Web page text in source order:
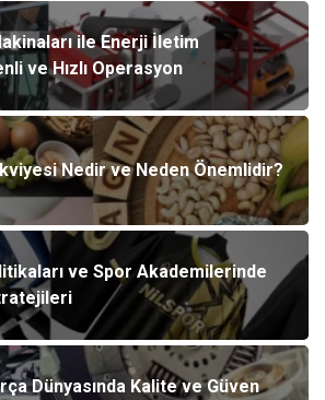
ile Enerji İletim
ve Hızlı Operasyon
Nedir ve Neden Önemlidir?
ve Spor Akademilerinde
Dünyasında Kalite ve Güven